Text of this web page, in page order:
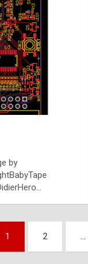
by
1 2 …